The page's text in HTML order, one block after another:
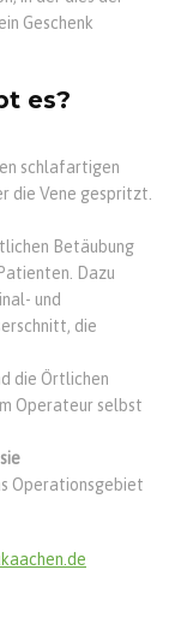
Geschenk
es?
schlafartigen
die Vene gespritzt.
Betäubung
Dazu
und
die
die Örtlichen
Operateur selbst
Operationsgebiet